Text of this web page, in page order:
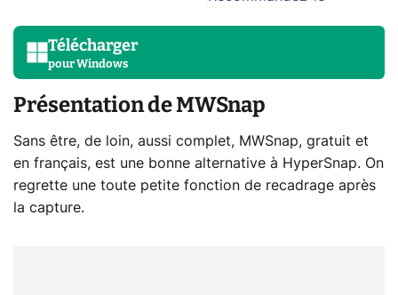
Télécharger
pourWindows
Présentation de MWSnap
Sans être, de loin, aussi complet, MWSnap, gratuit et
en français, est une bonne alternative à HyperSnap. On
regrette une toute petite fonction de recadrage après
la capture.